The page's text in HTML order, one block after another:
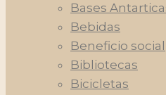
Bases
Bebidas
Beneficio social
Bibliotecas
Bicicletas